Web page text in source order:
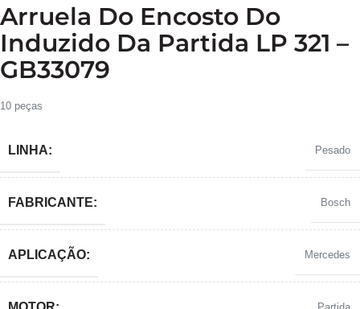
Arruela Do Encosto Do
Induzido Da Partida LP 321 –
GB33079
10 peças
LINHA: Pesado
FABRICANTE: Bosch
APLICAÇÃO: Mercedes